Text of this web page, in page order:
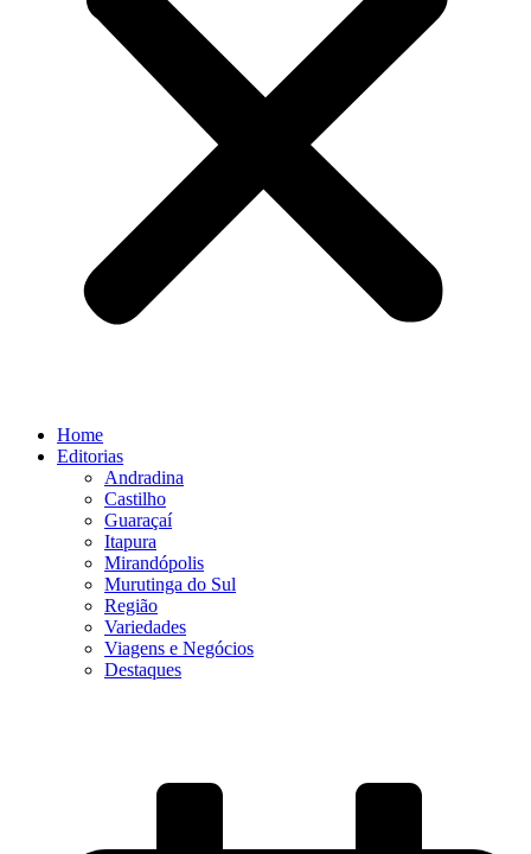
Home
Editorias
Andradina
Castilho
Guaraçaí
Itapura
Mirandópolis
Murutinga do Sul
Região
Variedades
Viagens e Negócios
Destaques